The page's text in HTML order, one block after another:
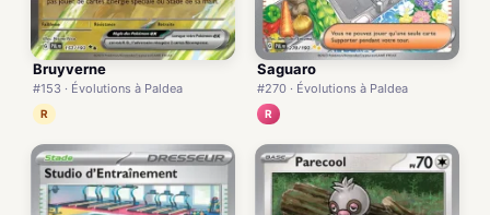
Bruyverne
#153 · Évolutions à Paldea
R
Saguaro
#270 · Évolutions à Paldea
R